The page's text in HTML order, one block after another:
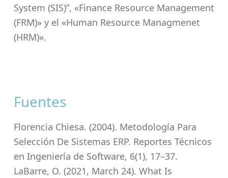
System (SIS)”, «Finance Resource Management
(FRM)» y el «Human Resource Managmenet
(HRM)».
Fuentes
Florencia Chiesa. (2004). Metodología Para
Selección De Sistemas ERP. Reportes Técnicos
en Ingeniería de Software, 6(1), 17–37.
LaBarre, O. (2021, March 24). What Is